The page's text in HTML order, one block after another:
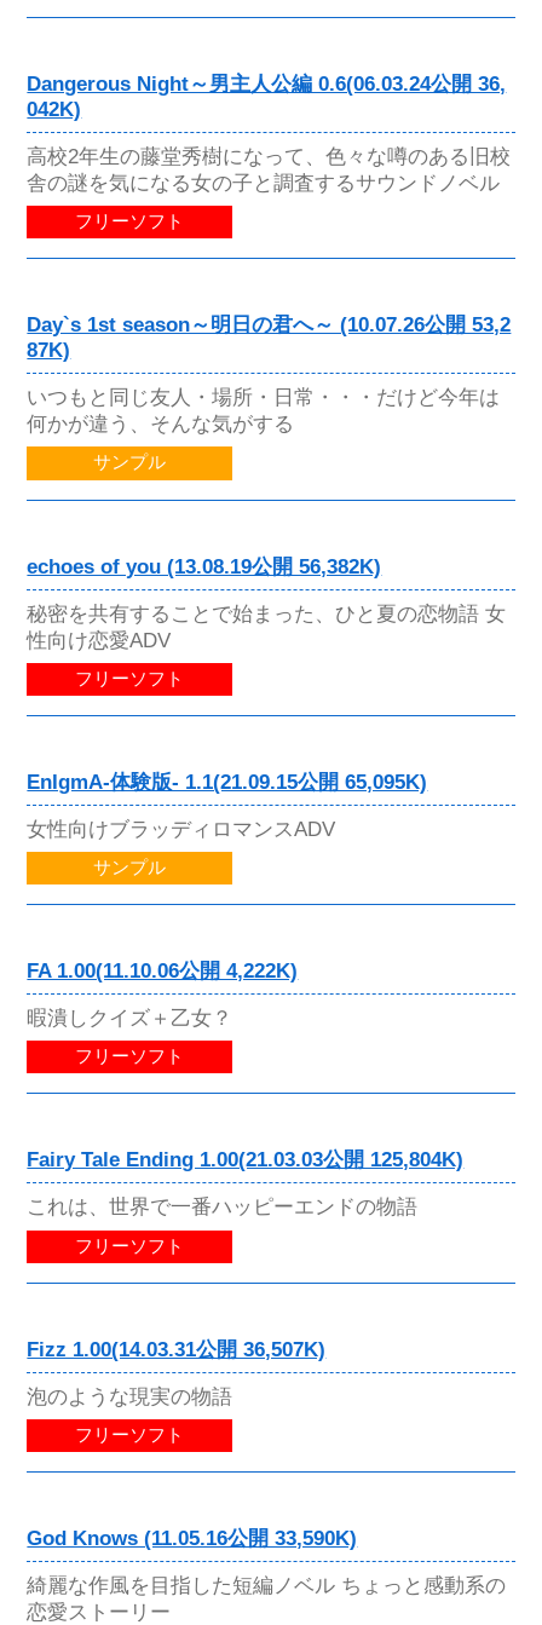
Dangerous Night～男主人公編 0.6(06.03.24公開 36,
042K)
高校2年生の藤堂秀樹になって、色々な噂のある旧校
舎の謎を気になる女の子と調査するサウンドノベル
フリーソフト
Day`s 1st season～明日の君へ～ (10.07.26公開 53,2
87K)
いつもと同じ友人・場所・日常・・・だけど今年は
何かが違う、そんな気がする
サンプル
echoes of you (13.08.19公開 56,382K)
秘密を共有することで始まった、ひと夏の恋物語 女
性向け恋愛ADV
フリーソフト
EnIgmA-体験版- 1.1(21.09.15公開 65,095K)
女性向けブラッディロマンスADV
サンプル
FA 1.00(11.10.06公開 4,222K)
暇潰しクイズ＋乙女？
フリーソフト
Fairy Tale Ending 1.00(21.03.03公開 125,804K)
これは、世界で一番ハッピーエンドの物語
フリーソフト
Fizz 1.00(14.03.31公開 36,507K)
泡のような現実の物語
フリーソフト
God Knows (11.05.16公開 33,590K)
綺麗な作風を目指した短編ノベル ちょっと感動系の
恋愛ストーリー